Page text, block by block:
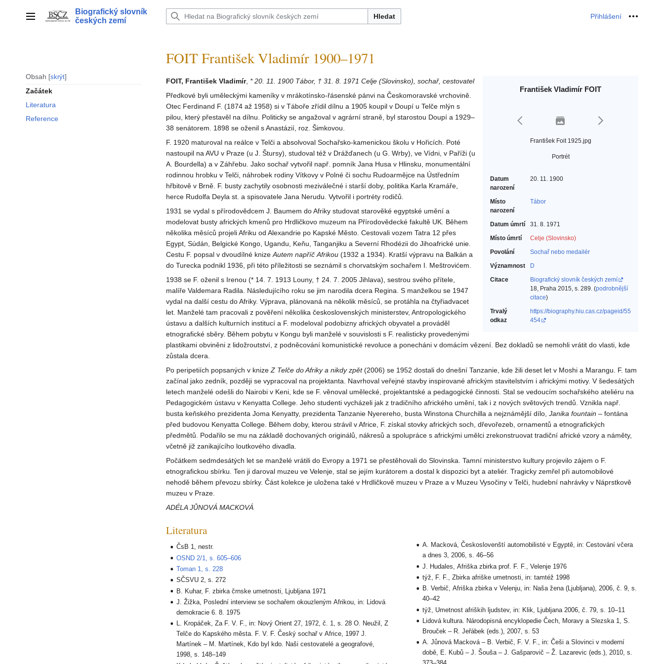
Hlavní menu
Biografický slovník
českých zemí
Hledat Přihlášení Osobní
Obsah skrýt
Začátek
Literatura
Reference
FOIT František Vladimír 1900–1971
František Vladimír FOIT
František Foit 1925.jpg
Portrét
Datum
narození
20. 11. 1900
Místo
narození
Tábor
Datum úmrtí
31. 8. 1971
Místo úmrtí
Celje (Slovinsko)
Povolání
Sochař nebo medailér‎
Významnost
D
Citace
Biografický slovník českých zemí
18, Praha 2015, s. 289. (podrobnější
citace)
Trvalý
odkaz
https://biography.hiu.cas.cz/pageid/55
454
FOIT, František Vladimír, * 20. 11. 1900 Tábor, † 31. 8. 1971 Celje (Slovinsko), sochař, cestovatel
Předkové byli uměleckými kameníky v mrákotínsko-řásenské pánvi na Českomoravské vrchovině.
Otec Ferdinand F. (1874 až 1958) si v Táboře zřídil dílnu a 1905 koupil v Doupí u Telče mlýn s
pilou, který přestavěl na dílnu. Politicky se angažoval v agrární straně, byl starostou Doupí a 1929–
38 senátorem. 1898 se oženil s Anastázií, roz. Šimkovou.
F. 1920 maturoval na reálce v Telči a absolvoval Sochařsko-kamenickou školu v Hořicích. Poté
nastoupil na AVU v Praze (u J. Štursy), studoval též v Drážďanech (u G. Wrby), ve Vídni, v Paříži (u
A. Bourdella) a v Záhřebu. Jako sochař vytvořil např. pomník Jana Husa v Hlinsku, monumentální
rodinnou hrobku v Telči, náhrobek rodiny Vítkovy v Polné či sochu Rudoarmějce na Ústředním
hřbitově v Brně. F. busty zachytily osobnosti meziválečné i starší doby, politika Karla Kramáře,
herce Rudolfa Deyla st. a spisovatele Jana Nerudu. Vytvořil i portréty rodičů.
1931 se vydal s přírodovědcem J. Baumem do Afriky studovat starověké egyptské umění a
modelovat busty afrických kmenů pro Hrdličkovo muzeum na Přírodovědecké fakultě UK. Během
několika měsíců projeli Afriku od Alexandrie po Kapské Město. Cestovali vozem Tatra 12 přes
Egypt, Súdán, Belgické Kongo, Ugandu, Keňu, Tanganjiku a Severní Rhodézii do Jihoafrické unie.
Cestu F. popsal v dvoudílné knize Autem napříč Afrikou (1932 a 1934). Kratší výpravu na Balkán a
do Turecka podnikl 1936, při této příležitosti se seznámil s chorvatským sochařem I. Meštrovićem.
1938 se F. oženil s Irenou (* 14. 7. 1913 Louny, † 24. 7. 2005 Jihlava), sestrou svého přítele,
malíře Valdemara Radila. Následujícího roku se jim narodila dcera Regina. S manželkou se 1947
vydal na další cestu do Afriky. Výprava, plánovaná na několik měsíců, se protáhla na čtyřiadvacet
let. Manželé tam pracovali z pověření několika československých ministerstev, Antropologického
ústavu a dalších kulturních institucí a F. modeloval podobizny afrických obyvatel a prováděl
etnografické sběry. Během pobytu v Kongu byli manželé v souvislosti s F. realisticky provedenými
plastikami obviněni z lidožroutství, z podněcování komunistické revoluce a ponecháni v domácím vězení. Bez dokladů se nemohli vrátit do vlasti, kde
zůstala dcera.
Po peripetiích popsaných v knize Z Telče do Afriky a nikdy zpět(2006) se 1952 dostali do dnešní Tanzanie, kde žili deset let v Moshi a Marangu. F. tam
začínal jako zedník, později se vypracoval na projektanta. Navrhoval veřejné stavby inspirované africkým stavitelstvím i africkými motivy. V šedesátých
letech manželé odešli do Nairobi v Keni, kde se F. věnoval umělecké, projektantské a pedagogické činnosti. Stal se vedoucím sochařského ateliéru na
Pedagogickém ústavu v Kenyatta College. Jeho studenti vycházeli jak z tradičního afrického umění, tak i z nových světových trendů. Vznikla např.
busta keňského prezidenta Joma Kenyatty, prezidenta Tanzanie Nyerereho, busta Winstona Churchilla a nejznámější dílo, Janika fountain – fontána
před budovou Kenyatta College. Během doby, kterou strávil v Africe, F. získal stovky afrických soch, dřevořezeb, ornamentů a etnografických
předmětů. Podařilo se mu na základě dochovaných originálů, nákresů a spolupráce s africkými umělci zrekonstruovat tradiční africké vzory a náměty,
včetně již zanikajícího loutkového divadla.
Počátkem sedmdesátých let se manželé vrátili do Evropy a 1971 se přestěhovali do Slovinska. Tamní ministerstvo kultury projevilo zájem o F.
etnografickou sbírku. Ten ji daroval muzeu ve Velenje, stal se jejím kurátorem a dostal k dispozici byt a ateliér. Tragicky zemřel při automobilové
nehodě během převozu sbírky. Část kolekce je uložena také v Hrdličkově muzeu v Praze a v Muzeu Vysočiny v Telči, hudební nahrávky v Náprstkově
muzeu v Praze.
ADÉLA JŮNOVÁ MACKOVÁ
Literatura
ČsB 1, nestr.
OSND 2/1, s. 605–606
Toman 1, s. 228
SČSVU 2, s. 272
B. Kuhar, F. zbirka črnske umetnosti, Ljubljana 1971
J. Žižka, Poslední interview se sochařem okouzleným Afrikou, in: Lidová
demokracie 6. 8. 1975
L. Kropáček, Za F. V. F., in: Nový Orient 27, 1972, č. 1, s. 28 O. Neužil, Z
Telče do Kapského města. F. V. F. Český sochař v Africe, 1997 J.
Martínek – M. Martínek, Kdo byl kdo. Naši cestovatelé a geografové,
1998, s. 148–149
A. Macková, Českoslovenští automobilisté v Egyptě, in: Cestování včera
a dnes 3, 2006, s. 46–56
J. Hudales, Afriška zbirka prof. F. F., Velenje 1976
týž, F. F., Zbirka afriške umetnosti, in: tamtéž 1998
B. Verbič, Afriška zbirka v Velenju, in: Naša žena (Ljubljana), 2006, č. 9, s.
40–42
týž, Umetnost afriških ljudstev, in: Klik, Ljubljana 2006, č. 79, s. 10–11
Lidová kultura. Národopisná encyklopedie Čech, Moravy a Slezska 1, S.
Brouček – R. Jeřábek (eds.), 2007, s. 53
A. Jůnová Macková – B. Verbič, F. V. F., in: Češi a Slovinci v moderní
době, E. Kubů – J. Šouša – J. Gašparovič – Ž. Lazarevic (eds.), 2010, s.